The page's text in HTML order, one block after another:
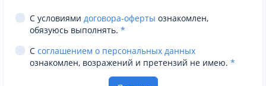
С условиями договора-оферты ознакомлен,
обязуюсь выполнять. *
С соглашением о персональных данных
ознакомлен, возражений и претензий не имею. *